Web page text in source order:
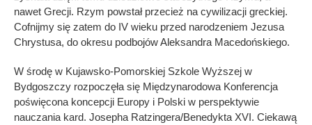
nawet Grecji. Rzym powstał przecież na cywilizacji greckiej.
Cofnijmy się zatem do IV wieku przed narodzeniem Jezusa
Chrystusa, do okresu podbojów Aleksandra Macedońskiego.
W środę w Kujawsko-Pomorskiej Szkole Wyższej w
Bydgoszczy rozpoczęła się Międzynarodowa Konferencja
poświęcona koncepcji Europy i Polski w perspektywie
nauczania kard. Josepha Ratzingera/Benedykta XVI. Ciekawą